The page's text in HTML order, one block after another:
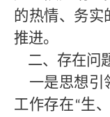
的热情、务实
推进。
二、存在问
一是思想引
工作存在“生